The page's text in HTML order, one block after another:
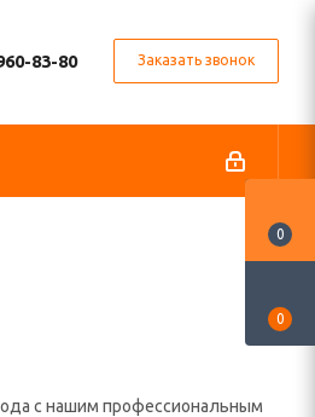
83-80 Заказать звонок
с нашим профессиональным
0
0